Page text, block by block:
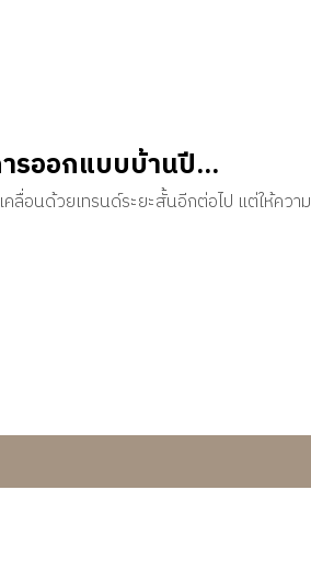
รออกแบบบ้านปี...
ลื่อนด้วยเทรนด์ระยะสั้นอีกต่อไป แต่ให้ความ